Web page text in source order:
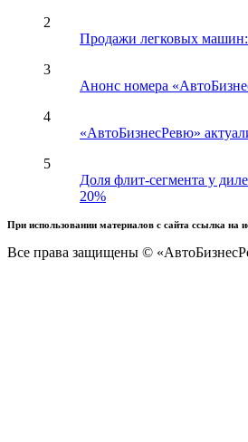
2
Продажи легковых машин:
3
Анонс номера
4
«АвтоБизнесРевю»
5
Доля флит-сегмента у
20%
При использовании материалов с сайта ссылка на
Все права защищены ©